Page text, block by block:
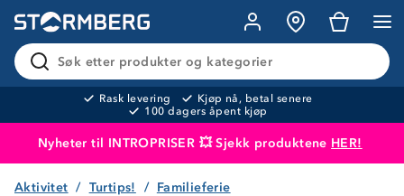
Søk etter produkter og kategorier
Rask levering
Kjøp nå, betal senere
100 dagers åpent kjøp
Nyheter til INTROPRISER 💥 Sjekk produktene HER!
Produktet er lagt i handlekurven
Aktivitet Turtips! Familieferie